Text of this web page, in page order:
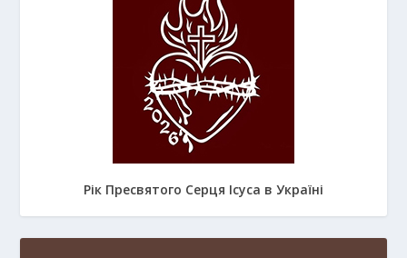
Рік Пресвятого Серця Ісуса в Україні